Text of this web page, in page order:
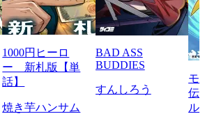
1000円ヒーロ
ー 新札版【単
話】
焼き芋ハンサム
BAD ASS
BUDDIES
すんしろう
モ
伝
ル